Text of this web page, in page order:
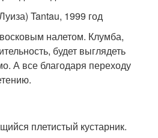
Tantau, 1999 год
налетом. Клумба,
будет выглядеть
А все благодаря переходу
плетистый кустарник.